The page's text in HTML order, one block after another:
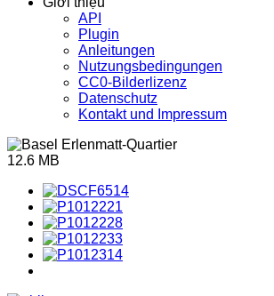
API
Plugin
Anleitungen
Nutzungsbedingungen
CC0-Bilderlizenz
Datenschutz
Kontakt und Impressum
12.6 MB